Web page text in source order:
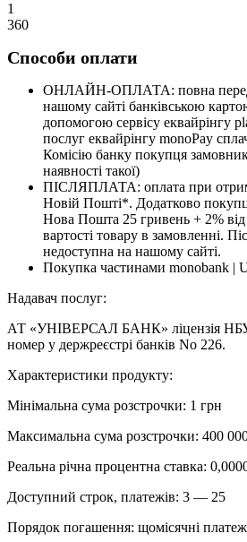
1
360
Способи оплати
ОНЛАЙН-ОПЛАТА: повна
нашому сайті банківською
допомогою сервісу еквайрінгу
послуг еквайрінгу monoPay
Комісію банку покупця
наявності такої)
ПІСЛЯПЛАТА: оплата при
Новій Пошті*. Додатково
Нова Пошта 25 гривень + 2%
вартості товару в замовленні.
недоступна на нашому сайті.
Покупка частинами monobank |
Надавач послуг:
АТ «УНІВЕРСАЛ БАНК» ліцензія НБУ
номер у держреєстрі банків No 226.
Характеристики продукту:
Мінімальна сума розстрочки: 1 грн
Максимальна сума розстрочки: 400
Реальна річна процентна ставка:
Доступний строк, платежів: 3 — 25
Порядок погашення: щомісячні